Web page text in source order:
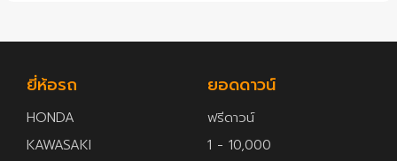
ยี่ห้อรถ
HONDA
KAWASAKI
ยอดดาวน์
ฟรีดาวน์
1 - 10,000